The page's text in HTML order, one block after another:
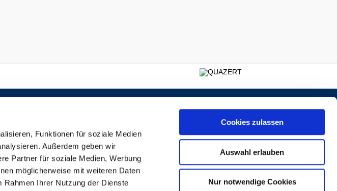
Funktionen für soziale Medien
Außerdem geben wir
Partner für soziale Medien, Werbung
möglicherweise mit weiteren Daten
Rahmen Ihrer Nutzung der Dienste
Cookies zulassen
Auswahl erlauben
Nur notwendige Cookies
KONTAKT
BARRIEREFREIHEITSERKLÄRUNG
E-Mail:info@schiller-vhs.de
Telefon: 07141 144-2666
Telefax: 07141 144-59711